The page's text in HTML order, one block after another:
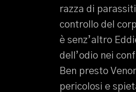
razza di
controllo del
è senz’altro
dell’odio nei
Ben presto
pericolosi e